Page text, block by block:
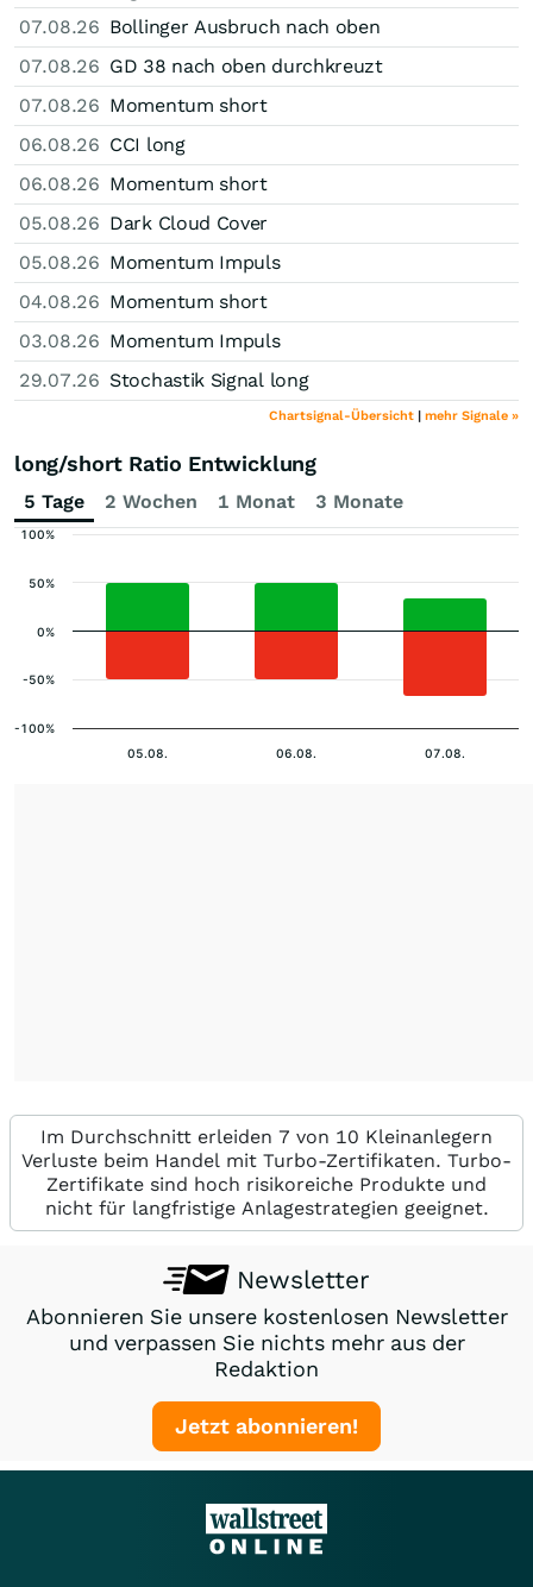
07.08.26 Bollinger Ausbruch nach oben
07.08.26 GD 38 nach oben durchkreuzt
07.08.26 Momentum short
06.08.26 CCI long
06.08.26 Momentum short
05.08.26 Dark Cloud Cover
05.08.26 Momentum Impuls
04.08.26 Momentum short
03.08.26 Momentum Impuls
29.07.26 Stochastik Signal long
Chartsignal-Übersicht | mehr Signale »
long/short Ratio Entwicklung
5 Tage 2 Wochen 1 Monat 3 Monate
05.08. 06.08. 07.08.
-100%
-50%
0%
50%
100%
Im Durchschnitt erleiden 7 von 10 Kleinanlegern
Verluste beim Handel mit Turbo-Zertifikaten. Turbo-
Zertifikate sind hoch risikoreiche Produkte und
nicht für langfristige Anlagestrategien geeignet.
Newsletter
Abonnieren Sie unsere kostenlosen Newsletter
und verpassen Sie nichts mehr aus der
Redaktion
Jetzt abonnieren!